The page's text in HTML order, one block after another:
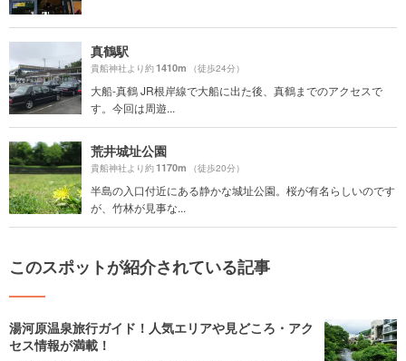
真鶴駅
貴船神社より約1410m （徒歩24分）
大船-真鶴 JR根岸線で大船に出た後、真鶴までのアクセスで
す。今回は周遊...
荒井城址公園
貴船神社より約1170m （徒歩20分）
半島の入口付近にある静かな城址公園。桜が有名らしいのです
が、竹林が見事な...
このスポットが紹介されている記事
湯河原温泉旅行ガイド！人気エリアや見どころ・アク
セス情報が満載！